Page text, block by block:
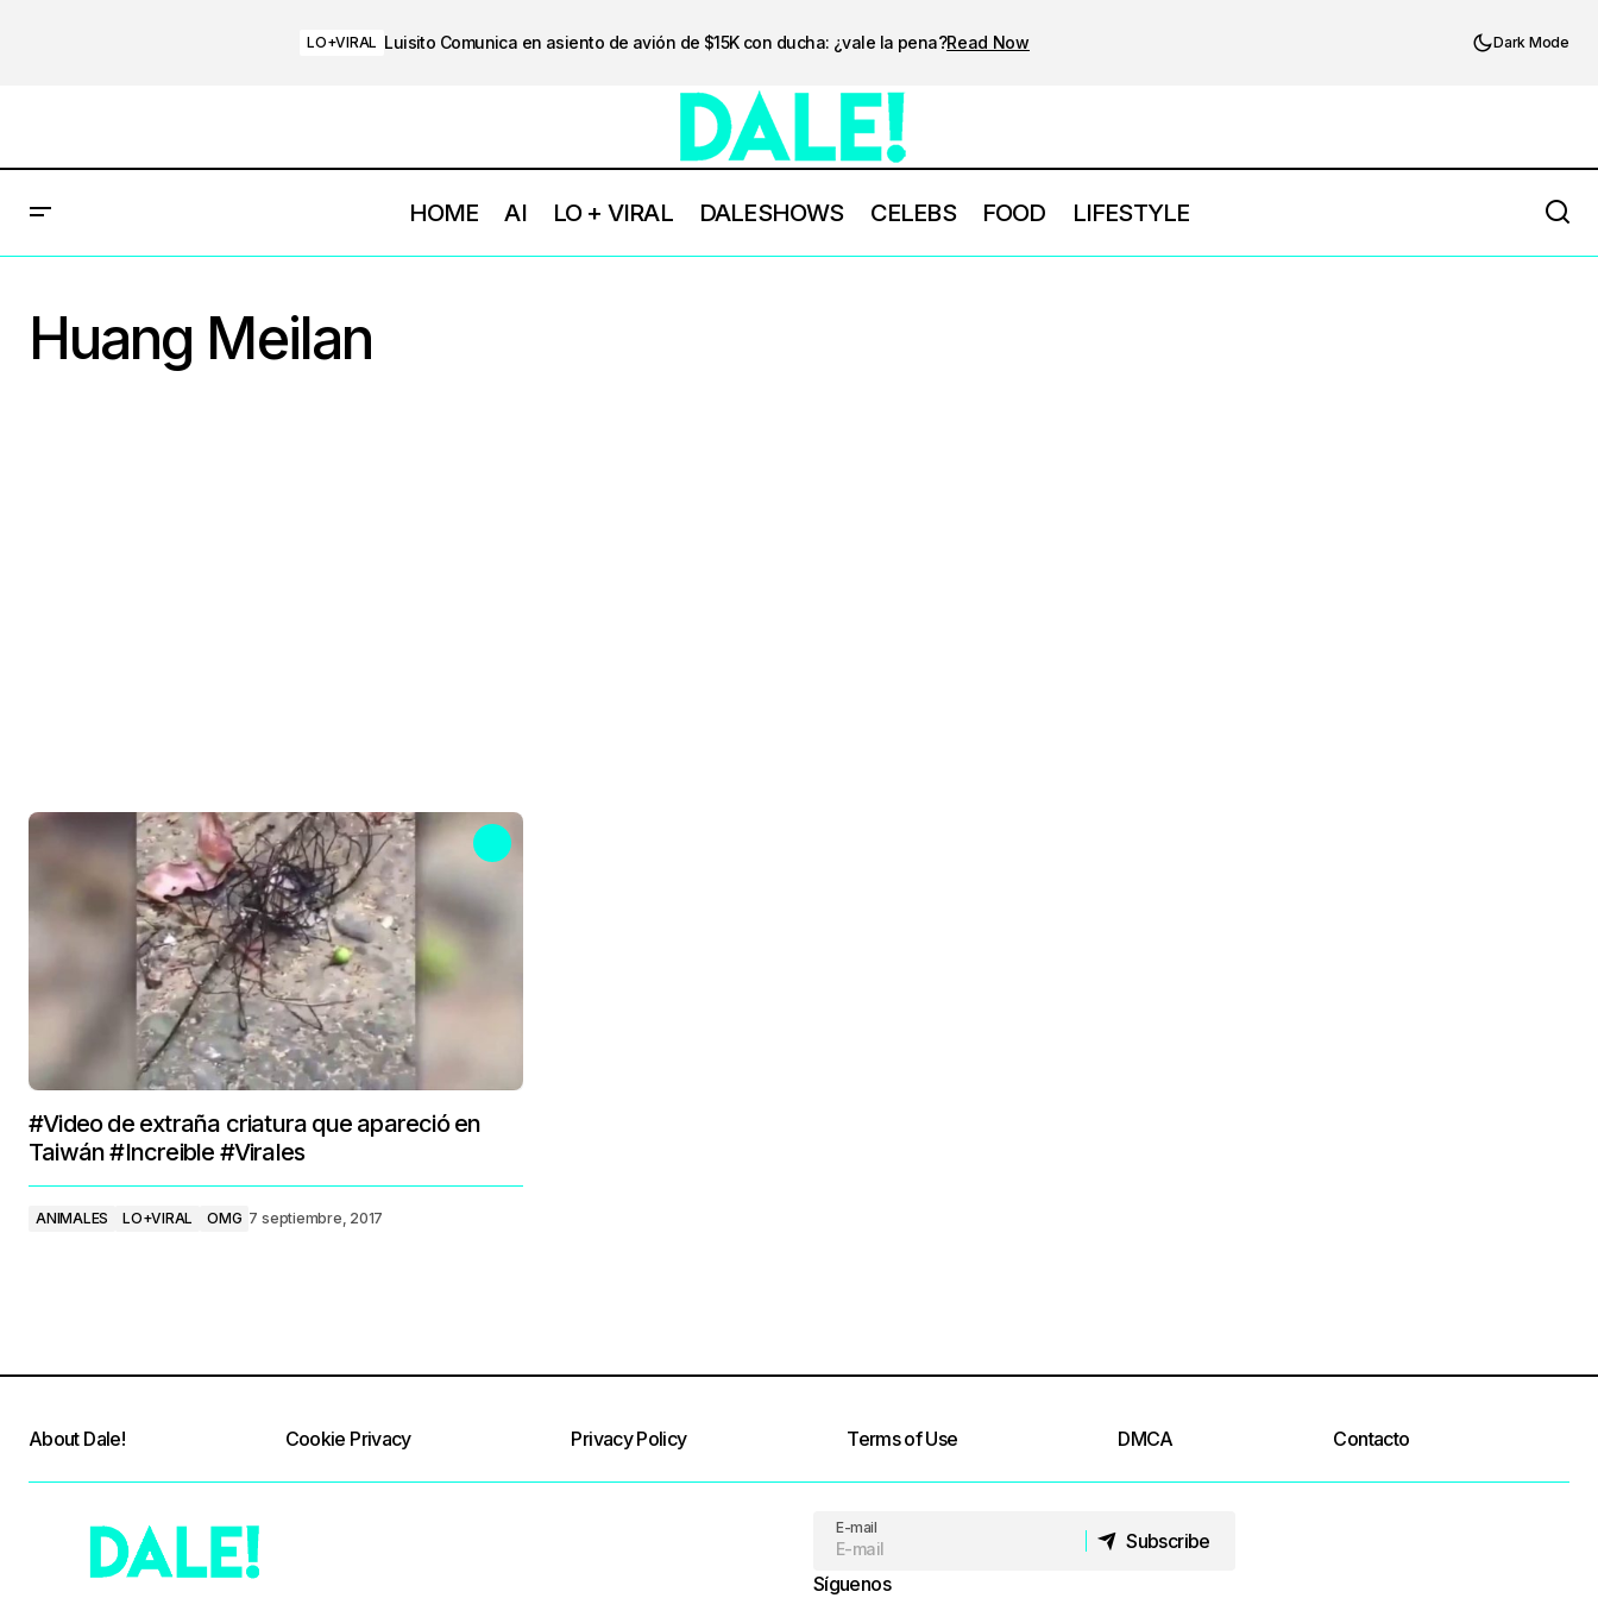
LO+VIRAL Luisito Comunica en asiento de avión de $15K con ducha: ¿vale la pena?Read Now Dark Mode
HOME AI LO + VIRAL DALESHOWS CELEBS FOOD LIFESTYLE
Huang Meilan
#Video de extraña criatura que apareció en
Taiwán #Increible #Virales
ANIMALES LO+VIRAL OMG 7 septiembre, 2017
About Dale! Cookie Privacy Privacy Policy Terms of Use DMCA Contacto
E-mail
Subscribe
Síguenos